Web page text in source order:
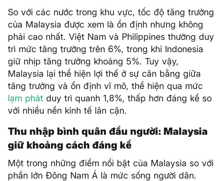
So với các nước trong khu vực, tốc độ tăng trưởng
của Malaysia được xem là ổn định nhưng không
phải cao nhất. Việt Nam và Philippines thường duy
trì mức tăng trưởng trên 6%, trong khi Indonesia
giữ nhịp tăng trưởng khoảng 5%. Tuy vậy,
Malaysia lại thể hiện lợi thế ở sự cân bằng giữa
tăng trưởng và ổn định vĩ mô, thể hiện qua mức
lạm phát duy trì quanh 1,8%, thấp hơn đáng kể so
với nhiều nền kinh tế lân cận.
Thu nhập bình quân đầu người: Malaysia
giữ khoảng cách đáng kể
Một trong những điểm nổi bật của Malaysia so với
phần lớn Đông Nam Á là mức sống người dân.